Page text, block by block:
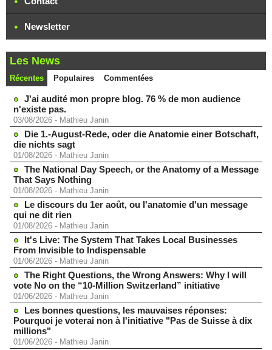
Newsletter
Les News
Récentes Populaires Commentées
J'ai audité mon propre blog. 76 % de mon audience
n'existe pas.
03/08/2026 - Mathieu Janin
Die 1.-August-Rede, oder die Anatomie einer Botschaft,
die nichts sagt
01/08/2026 - Mathieu Janin
The National Day Speech, or the Anatomy of a Message
That Says Nothing
01/08/2026 - Mathieu Janin
Le discours du 1er août, ou l'anatomie d'un message
qui ne dit rien
01/08/2026 - Mathieu Janin
It's Live: The System That Takes Local Businesses
From Invisible to Indispensable
01/06/2026 - Mathieu Janin
The Right Questions, the Wrong Answers: Why I will
vote No on the “10-Million Switzerland” initiative
01/06/2026 - Mathieu Janin
Les bonnes questions, les mauvaises réponses:
Pourquoi je voterai non à l'initiative "Pas de Suisse à dix
millions"
01/06/2026 - Mathieu Janin